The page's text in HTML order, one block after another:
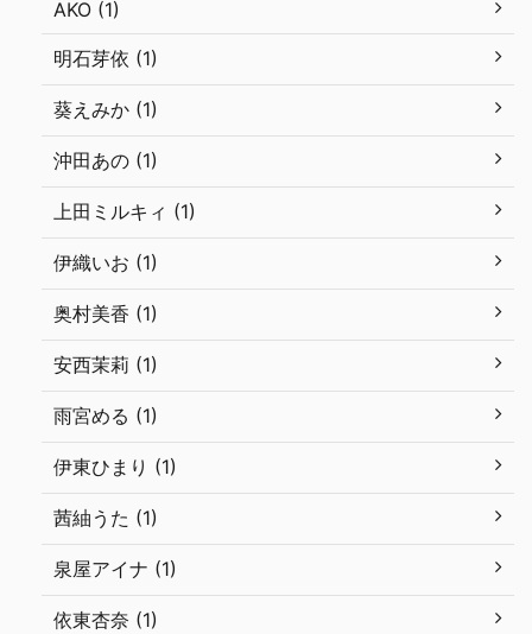
AKO (1)
明石芽依 (1)
葵えみか (1)
沖田あの (1)
上田ミルキィ (1)
伊織いお (1)
奥村美香 (1)
安西茉莉 (1)
雨宮める (1)
伊東ひまり (1)
茜紬うた (1)
泉屋アイナ (1)
依東杏奈 (1)